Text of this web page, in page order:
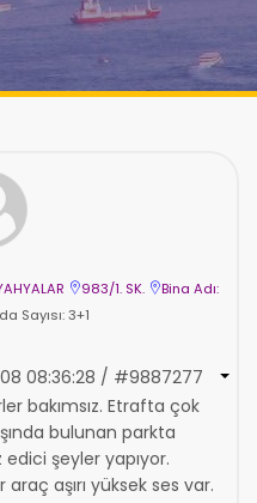
983/1. SK.
Bina Adı:
Sayısı: 3+1
08:36:28 / #9887277
bakımsız. Etrafta çok
bulunan parkta
edici şeyler yapıyor.
aşırı yüksek ses var.